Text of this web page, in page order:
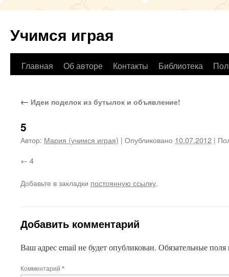
Учимся играя
Перейти
содержимому
Главная Об авторе Контакты Библиотека
← Идеи поделок из бутылок и объявление!
5
Автор: Мария (учимся играя) | Опубликовано 10.07.2012 |
4
Добавьте в закладки постоянную ссылку.
Добавить комментарий
Ваш адрес email не будет опубликован. Обязательные
Комментарий *